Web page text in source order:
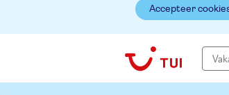
Accepteer